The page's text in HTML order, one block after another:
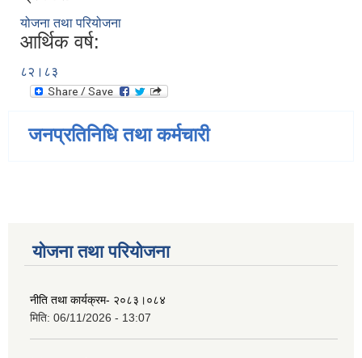
योजना तथा परियोजना
आर्थिक वर्ष:
८२।८३
जनप्रतिनिधि तथा कर्मचारी
योजना तथा परियोजना
नीति तथा कार्यक्रम- २०८३।०८४
मिति: 06/11/2026 - 13:07